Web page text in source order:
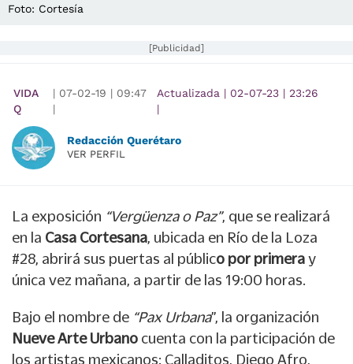
Foto: Cortesía
[Publicidad]
VIDA
Q
| 07-02-19 | 09:47
|
Actualizada | 02-07-23 | 23:26
|
Redacción Querétaro
VER PERFIL
La exposición “Vergüenza o Paz”, que se realizará
en la Casa Cortesana, ubicada en Río de la Loza
#28, abrirá sus puertas al público por primera y
única vez mañana, a partir de las 19:00 horas.
Bajo el nombre de “Pax Urbana”, la organización
Nueve Arte Urbano cuenta con la participación de
los artistas mexicanos: Calladitos, Diego Afro,